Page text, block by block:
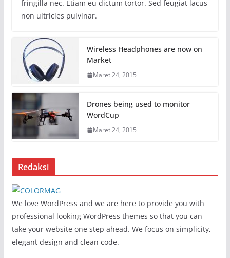
fringilla nec. Etiam eu dictum tortor. Sed feugiat lacus
non ultricies pulvinar.
Wireless Headphones are now on
Market
Maret 24, 2015
Drones being used to monitor
WordCup
Maret 24, 2015
Redaksi
We love WordPress and we are here to provide you with
professional looking WordPress themes so that you can
take your website one step ahead. We focus on simplicity,
elegant design and clean code.